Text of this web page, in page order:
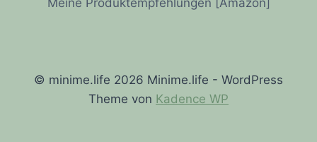
© minime.life 2026 Minime.life - WordPress
Theme von Kadence WP